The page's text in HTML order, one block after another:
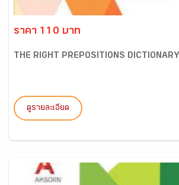
ราคา 110 บาท
THE RIGHT PREPOSITIONS DICTIONARY
ดูรายละเอียด